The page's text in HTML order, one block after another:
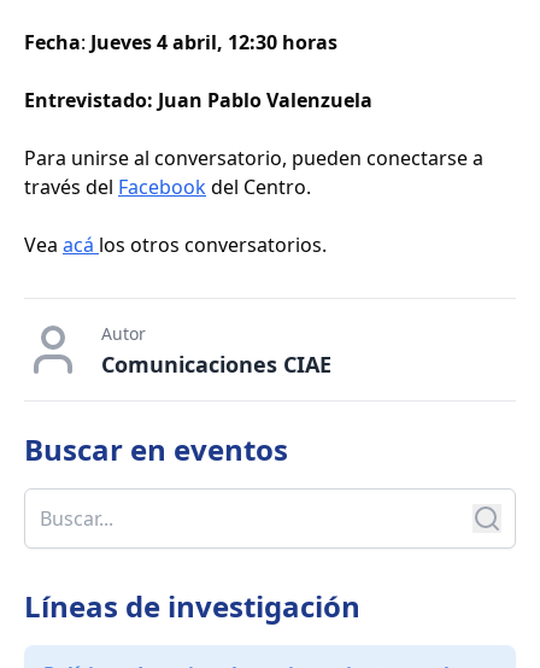
Fecha: Jueves 4 abril, 12:30 horas
Entrevistado: Juan Pablo Valenzuela
Para unirse al conversatorio, pueden conectarse a
través del Facebookdel Centro.
Vea acá los otros conversatorios.
Autor
Comunicaciones CIAE
Buscar en eventos
Líneas de investigación